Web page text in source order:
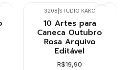
3208 STUDIO KAKO
10 Artes para
Caneca Outubro
Rosa Arquivo
Editável
R$19,90